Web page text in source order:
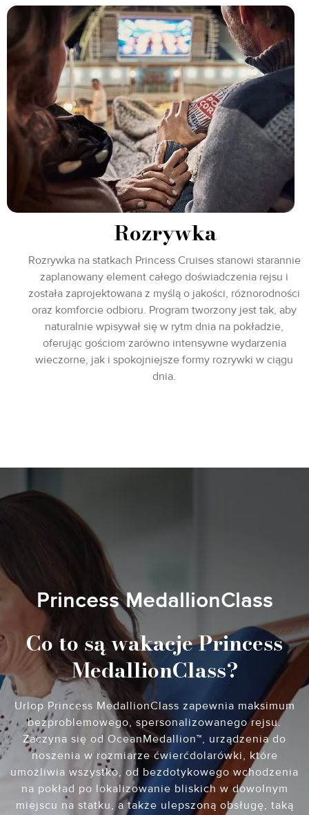
Rozrywka
Rozrywka na statkach Princess Cruises stanowi starannie
zaplanowany element całego doświadczenia rejsu i
została zaprojektowana z myślą o jakości, różnorodności
oraz komforcie odbioru. Program tworzony jest tak, aby
naturalnie wpisywał się w rytm dnia na pokładzie,
oferując gościom zarówno intensywne wydarzenia
wieczorne, jak i spokojniejsze formy rozrywki w ciągu
dnia.
Princess MedallionClass
Co to są wakacje Princess
MedallionClass?
Urlop Princess MedallionClass zapewnia maksimum
bezproblemowego, spersonalizowanego rejsu.
Zaczyna się od OceanMedallion™, urządzenia do
noszenia w rozmiarze ćwierćdolarówki, które
umożliwia wszystko, od bezdotykowego wchodzenia
na pokład po lokalizowanie bliskich w dowolnym
miejscu na statku, a także ulepszoną obsługę, taką